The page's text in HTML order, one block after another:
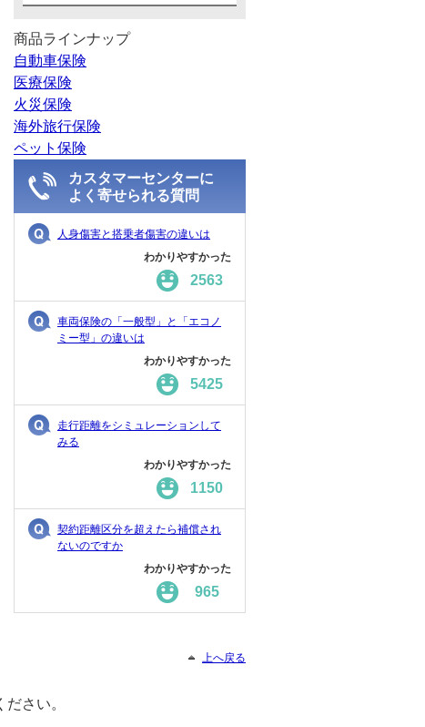
商品ラインナップ
自動車保険
医療保険
火災保険
海外旅行保険
ペット保険
カスタマーセンターに
よく寄せられる質問
人身傷害と搭乗者傷害の違いは
わかりやすかった
2563
車両保険の「一般型」と「エコノ
ミー型」の違いは
わかりやすかった
5425
走行距離をシミュレーションして
みる
わかりやすかった
1150
契約距離区分を超えたら補償され
ないのですか
わかりやすかった
965
上へ戻る
ださい。